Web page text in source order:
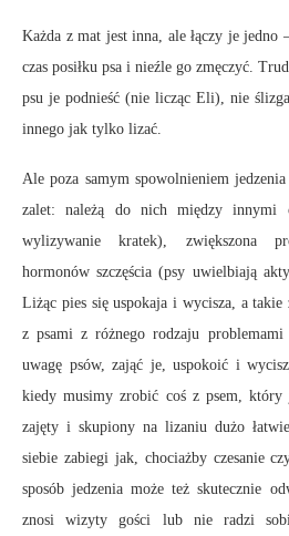
Każda z mat jest inna, ale łączy je jedno
czas posiłku psa i nieźle go zmęczyć.
psu je podnieść (nie licząc Eli), nie
innego jak tylko lizać.
Ale poza samym spowolnieniem
zalet: należą do nich między innymi
wylizywanie kratek), zwiększona
hormonów szczęścia (psy uwielbiają
Liżąc pies się uspokaja i wycisza, a takie
z psami z różnego rodzaju
uwagę psów, zająć je, uspokoić i
kiedy musimy zrobić coś z psem, który
zajęty i skupiony na lizaniu dużo
siebie zabiegi jak, chociażby czesanie
sposób jedzenia może też skutecznie
znosi wizyty gości lub nie radzi